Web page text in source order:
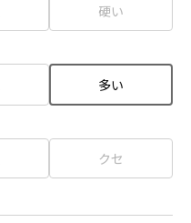
硬い
多い
クセ